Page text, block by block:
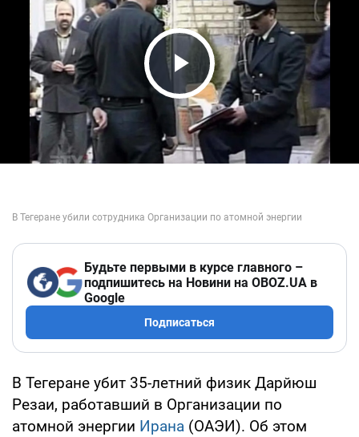
Play Video
Будьте первыми в курсе главного –
подпишитесь на Новини на OBOZ.UA в
Google
Подписаться
В Тегеране убит 35-летний физик Дарйюш
Резаи, работавший в Организации по
атомной энергии Ирана (ОАЭИ). Об этом